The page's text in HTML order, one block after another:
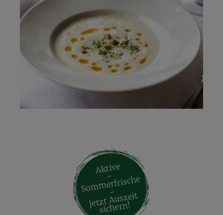
Aktive
-
So
m
merfrische
-
jetzt Auszeit
sichern!